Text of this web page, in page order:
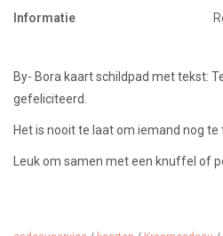
Informatie
By- Bora kaart schildpad met tekst:
gefeliciteerd.
Het is nooit te laat om iemand nog te
Leuk om samen met een knuffel of